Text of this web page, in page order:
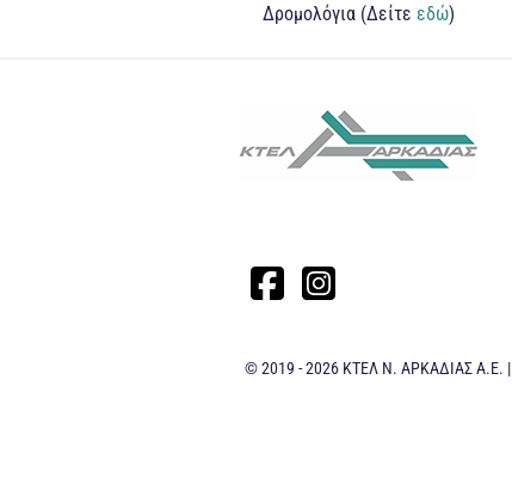
Δρομολόγια (Δείτε εδώ)
© 2019 - 2026 ΚΤΕΛ Ν. ΑΡΚΑΔΙΑΣ Α.Ε. |